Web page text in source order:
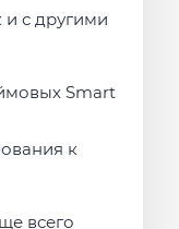
и с другими
Smart
к
всего